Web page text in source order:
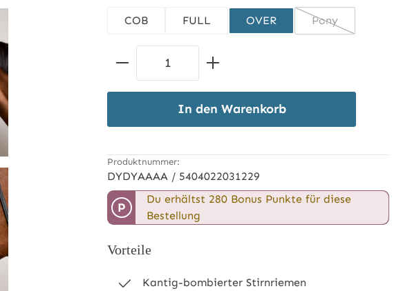
COB FULL OVER Pony
(Diese Option
Produkt Anzahl: Gib den
In den Warenkorb
Produktnummer:
DYDYAAAA / 5404022031229
P
Du erhältst 280 Bonus Punkte für diese
Bestellung
Vorteile
Kantig-bombierter Stirnriemen